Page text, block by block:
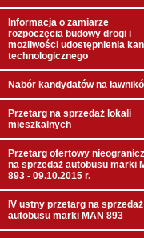
Informacja o zamiarze
rozpoczęcia budowy drogi i
możliwości udostępnienia
technologicznego
Nabór kandydatów na
Przetarg na sprzedaż lokali
mieszkalnych
Przetarg ofertowy
na sprzedaż autobusu marki
893 - 09.10.2015 r.
IV ustny przetarg na sprzedaż
autobusu marki MAN 893